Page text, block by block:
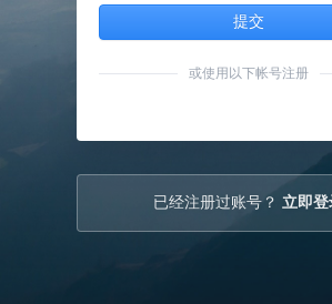
提交
或使用以下帐号注册
已经注册过账号？ 立即登